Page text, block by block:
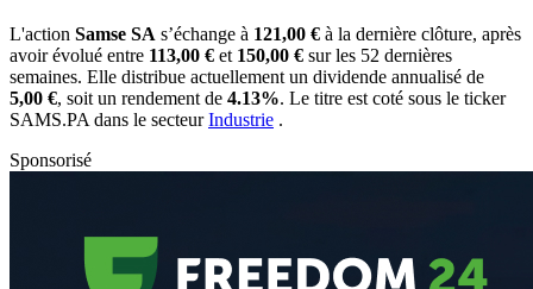
L'action Samse SA s’échange à 121,00 € à la dernière clôture, après
avoir évolué entre 113,00 € et 150,00 € sur les 52 dernières
semaines. Elle distribue actuellement un dividende annualisé de
5,00 €, soit un rendement de 4.13%. Le titre est coté sous le ticker
SAMS.PA dans le secteurIndustrie .
Sponsorisé